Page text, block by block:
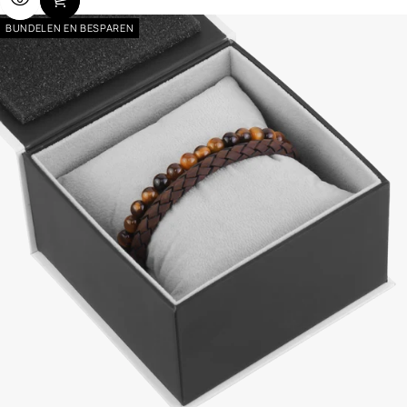
BUNDELEN EN BESPAREN